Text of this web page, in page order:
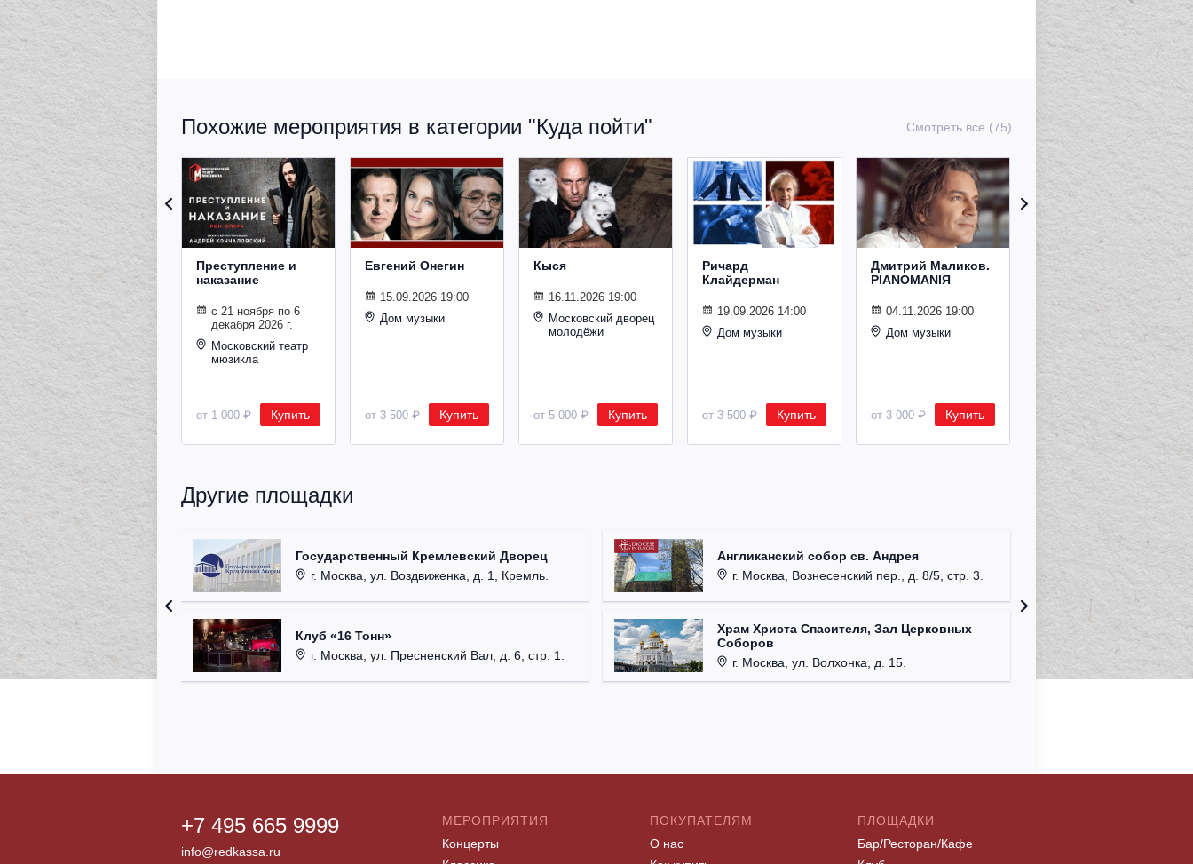
Похожие мероприятия в категории "Куда пойти" Смотреть все (75)
Преступление и
наказание
с 21 ноября по 6
декабря 2026 г.
Московский театр
мюзикла
от 1 000 ₽ Купить
Евгений Онегин
15.09.2026 19:00
Дом музыки
от 3 500 ₽ Купить
Кыся
16.11.2026 19:00
Московский дворец
молодёжи
от 5 000 ₽ Купить
Ричард
Клайдерман
19.09.2026 14:00
Дом музыки
от 3 500 ₽ Купить
Дмитрий Маликов.
PIANOMANIЯ
04.11.2026 19:00
Дом музыки
от 3 000 ₽ Купить
Рождественский
концерт
Владимира
Спивакова
24.12.2026 19:00
Дом музыки
от 8 500 ₽ Купить
Другие площадки
Государственный Кремлевский Дворец
г. Москва, ул. Воздвиженка, д. 1, Кремль.
Клуб «16 Тонн»
г. Москва, ул. Пресненский Вал, д. 6, стр. 1.
Англиканский собор св. Андрея
г. Москва, Вознесенский пер., д. 8/5, стр. 3.
Храм Христа Спасителя, Зал Церковных
Соборов
г. Москва, ул. Волхонка, д. 15.
г.
г.
+7 495 665 9999
info@redkassa.ru
МЕРОПРИЯТИЯ
Концерты
ПОКУПАТЕЛЯМ
О нас
ПЛОЩАДКИ
Бар/Ресторан/Кафе